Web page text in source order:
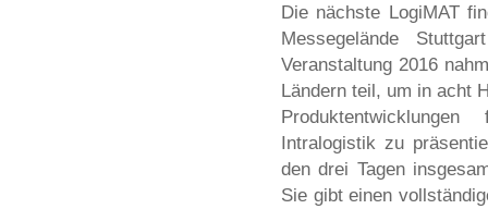
Die nächste LogiMAT
Messegelände
Veranstaltung 2016
Ländern teil, um in acht
Intralogistik zu
den drei Tagen
Sie gibt einen